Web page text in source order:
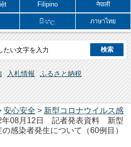
Filipino नेपाली
සිංහල ภาษาไทย
入札情報
ふるさと納税
安心安全 > 新型コロナウイルス感
年08月12日 記者発表資料 新型
感染者発生について（60例目）